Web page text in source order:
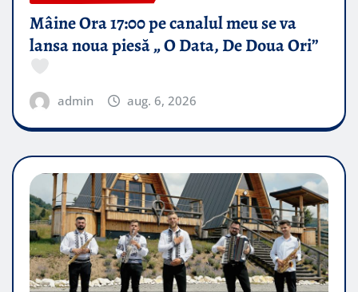
Mâine Ora 17:00 pe canalul meu se va
lansa noua piesă „ O Data, De Doua Ori”
admin aug. 6, 2026